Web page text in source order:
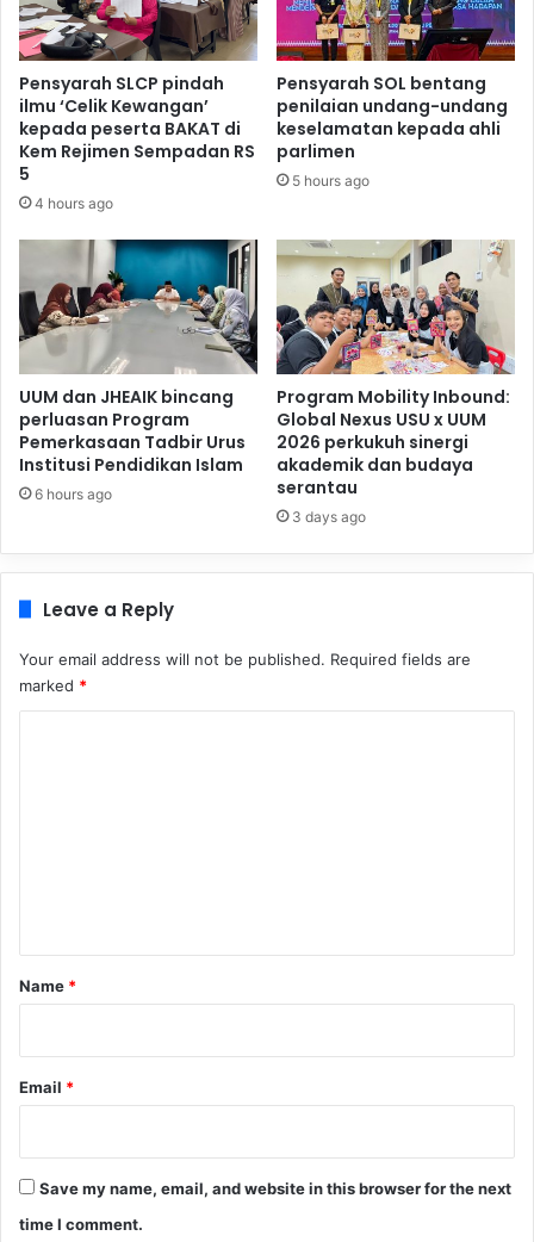
Pensyarah SLCP pindah
ilmu ‘Celik Kewangan’
kepada peserta BAKAT di
Kem Rejimen Sempadan RS
5
4 hours ago
Pensyarah SOL bentang
penilaian undang-undang
keselamatan kepada ahli
parlimen
5 hours ago
UUM dan JHEAIK bincang
perluasan Program
Pemerkasaan Tadbir Urus
Institusi Pendidikan Islam
6 hours ago
Program Mobility Inbound:
Global Nexus USU x UUM
2026 perkukuh sinergi
akademik dan budaya
serantau
3 days ago
Leave a Reply
Your email address will not be published. Required fields are
marked *
*
Name *
Email *
Save my name, email, and website in this browser for the next
time I comment.